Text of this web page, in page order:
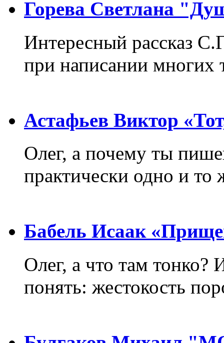
Горева Светлана
Интересный рассказ
при написании многих
Астафьев Виктор
Олег, а почему ты
практически одно и то
Бабель Исаак
Олег, а что там тонко?
понять: жестокость